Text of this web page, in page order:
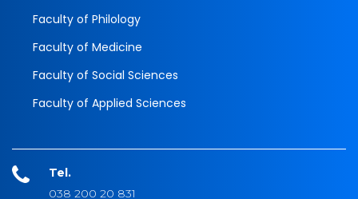
Faculty of Philology
Faculty of Medicine
Faculty of Social Sciences
Faculty of Applied Sciences
Tel.
038 200 20 831